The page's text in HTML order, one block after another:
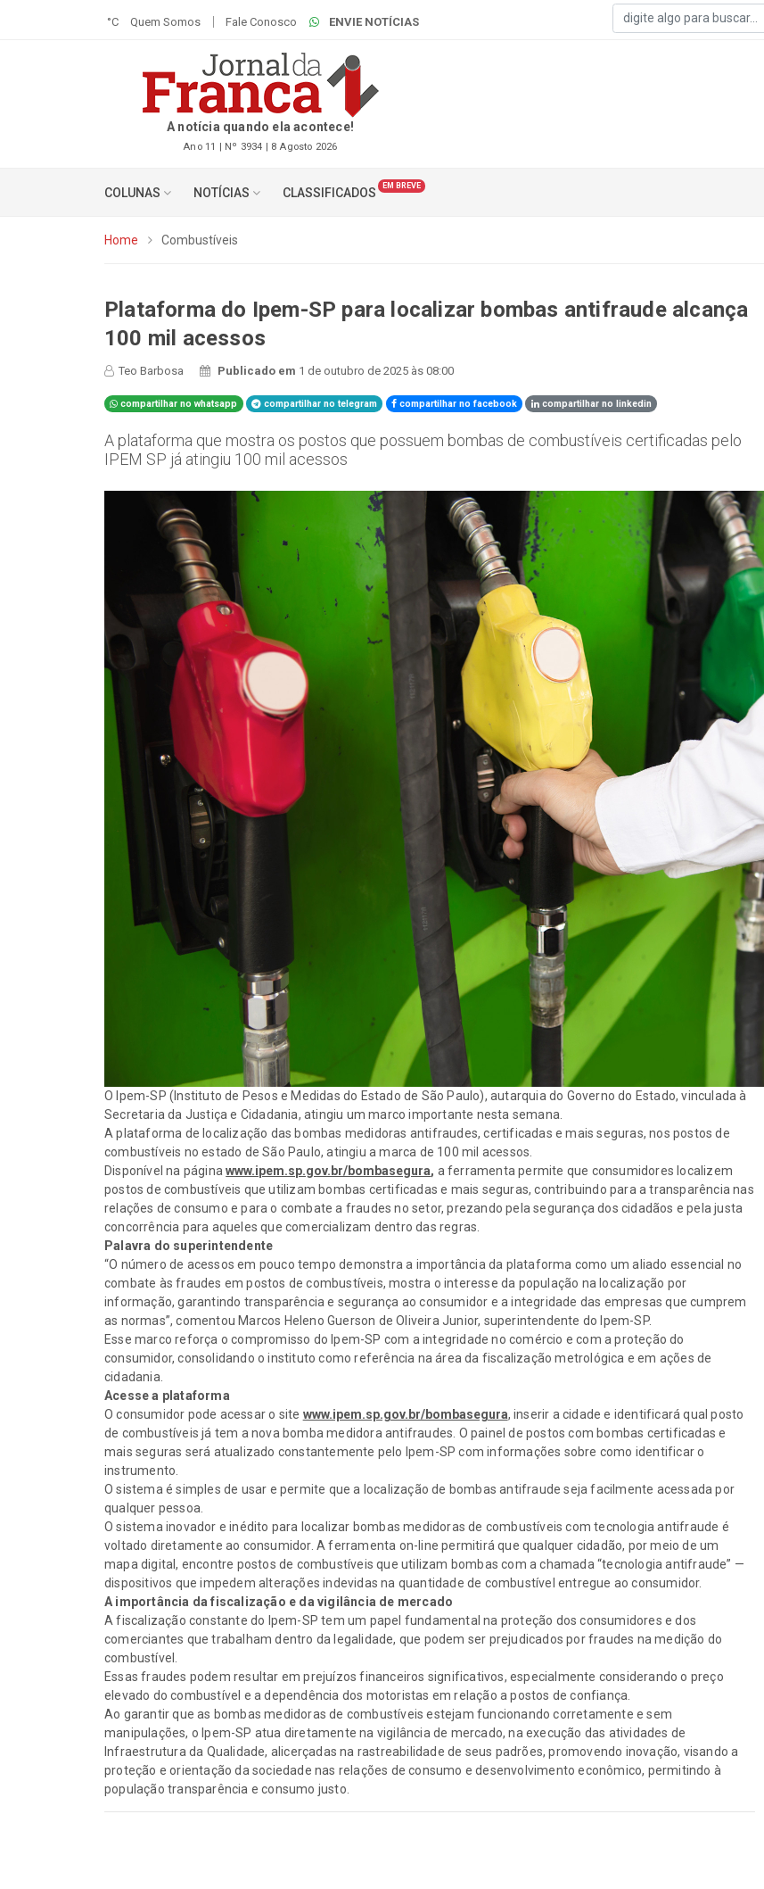
°C Quem Somos Fale Conosco ENVIE NOTÍCIAS
A notícia quando ela acontece!
Ano 11 | Nº 3934 | 8 Agosto 2026
COLUNAS NOTÍCIAS CLASSIFICADOS EM BREVE
Home Combustíveis
Plataforma do Ipem-SP para localizar bombas antifraude alcança
100 mil acessos
Teo Barbosa Publicado em 1 de outubro de 2025 às 08:00
compartilhar no whatsapp compartilhar no telegram compartilhar no facebook compartilhar no linkedin
A plataforma que mostra os postos que possuem bombas de combustíveis certificadas pelo
IPEM SP já atingiu 100 mil acessos
O Ipem-SP (Instituto de Pesos e Medidas do Estado de São Paulo), autarquia do Governo do Estado, vinculada à
Secretaria da Justiça e Cidadania, atingiu um marco importante nesta semana.
A plataforma de localização das bombas medidoras antifraudes, certificadas e mais seguras, nos postos de
combustíveis no estado de São Paulo, atingiu a marca de 100 mil acessos.
Disponível na páginawww.ipem.sp.gov.br/bombasegura, a ferramenta permite que consumidores localizem
postos de combustíveis que utilizam bombas certificadas e mais seguras, contribuindo para a transparência nas
relações de consumo e para o combate a fraudes no setor, prezando pela segurança dos cidadãos e pela justa
concorrência para aqueles que comercializam dentro das regras.
Palavra do superintendente
“O número de acessos em pouco tempo demonstra a importância da plataforma como um aliado essencial no
combate às fraudes em postos de combustíveis, mostra o interesse da população na localização por
informação, garantindo transparência e segurança ao consumidor e a integridade das empresas que cumprem
as normas”, comentou Marcos Heleno Guerson de Oliveira Junior, superintendente do Ipem-SP.
Esse marco reforça o compromisso do Ipem-SP com a integridade no comércio e com a proteção do
consumidor, consolidando o instituto como referência na área da fiscalização metrológica e em ações de
cidadania.
Acesse a plataforma
O consumidor pode acessar o site www.ipem.sp.gov.br/bombasegura, inserir a cidade e identificará qual posto
de combustíveis já tem a nova bomba medidora antifraudes. O painel de postos com bombas certificadas e
mais seguras será atualizado constantemente pelo Ipem-SP com informações sobre como identificar o
instrumento.
O sistema é simples de usar e permite que a localização de bombas antifraude seja facilmente acessada por
qualquer pessoa.
O sistema inovador e inédito para localizar bombas medidoras de combustíveis com tecnologia antifraude é
voltado diretamente ao consumidor. A ferramenta on-line permitirá que qualquer cidadão, por meio de um
mapa digital, encontre postos de combustíveis que utilizam bombas com a chamada “tecnologia antifraude” —
dispositivos que impedem alterações indevidas na quantidade de combustível entregue ao consumidor.
A importância da fiscalização e da vigilância de mercado
A fiscalização constante do Ipem-SP tem um papel fundamental na proteção dos consumidores e dos
comerciantes que trabalham dentro da legalidade, que podem ser prejudicados por fraudes na medição do
combustível.
Essas fraudes podem resultar em prejuízos financeiros significativos, especialmente considerando o preço
elevado do combustível e a dependência dos motoristas em relação a postos de confiança.
Ao garantir que as bombas medidoras de combustíveis estejam funcionando corretamente e sem
manipulações, o Ipem-SP atua diretamente na vigilância de mercado, na execução das atividades de
Infraestrutura da Qualidade, alicerçadas na rastreabilidade de seus padrões, promovendo inovação, visando a
proteção e orientação da sociedade nas relações de consumo e desenvolvimento econômico, permitindo à
população transparência e consumo justo.